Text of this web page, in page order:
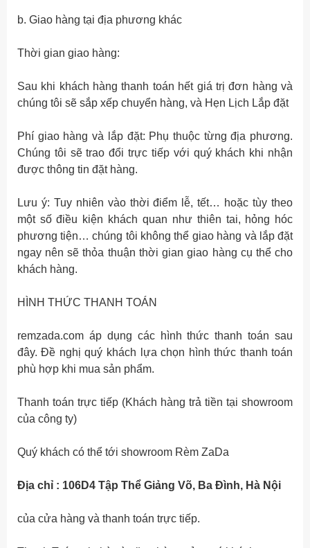
b. Giao hàng tại địa phương khác
Thời gian giao hàng:
Sau khi khách hàng thanh toán hết giá trị đơn hàng và
chúng tôi sẽ sắp xếp chuyển hàng, và Hẹn Lịch Lắp đặt
Phí giao hàng và lắp đặt: Phụ thuộc từng địa phương.
Chúng tôi sẽ trao đổi trực tiếp với quý khách khi nhận
được thông tin đặt hàng.
Lưu ý: Tuy nhiên vào thời điểm lễ, tết… hoặc tùy theo
một số điều kiện khách quan như thiên tai, hỏng hóc
phương tiện… chúng tôi không thể giao hàng và lắp đặt
ngay nên sẽ thỏa thuận thời gian giao hàng cụ thể cho
khách hàng.
HÌNH THỨC THANH TOÁN
remzada.com áp dụng các hình thức thanh toán sau
đây. Đề nghị quý khách lựa chọn hình thức thanh toán
phù hợp khi mua sản phẩm.
Thanh toán trực tiếp (Khách hàng trả tiền tại showroom
của công ty)
Quý khách có thể tới showroom Rèm ZaDa
Địa chỉ : 106D4 Tập Thể Giảng Võ, Ba Đình, Hà Nội
của cửa hàng và thanh toán trực tiếp.